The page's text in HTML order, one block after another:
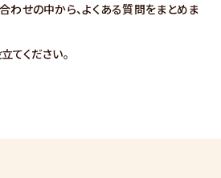
わせの中から、よくある質問をまとめま
てください。